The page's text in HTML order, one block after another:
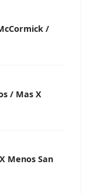
/
/ Mas X
Menos San